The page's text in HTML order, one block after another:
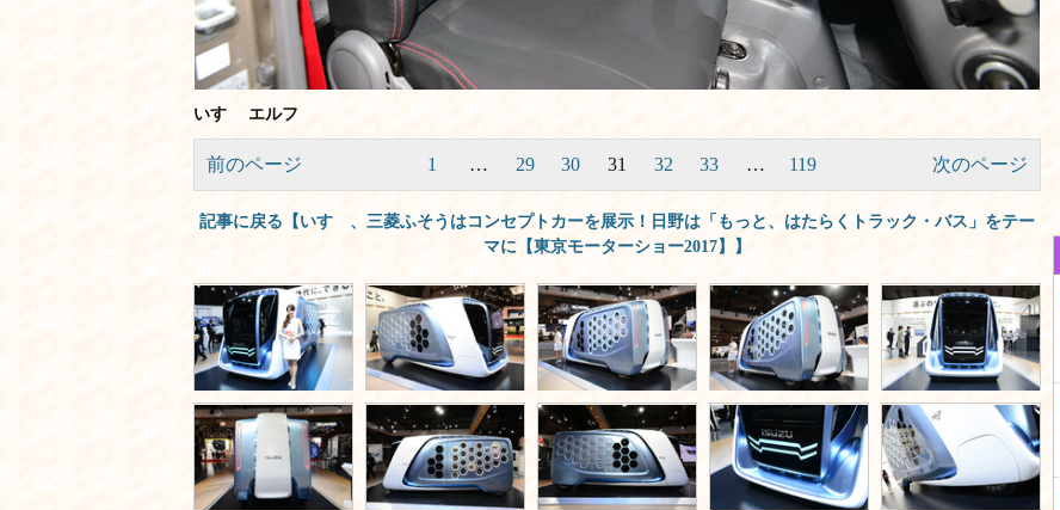
いすゞ エルフ
前のページ 1 … 29 30 31 32 33 … 119 次のページ
記事に戻る【いすゞ、三菱ふそうはコンセプトカーを展示！日野は「もっと、はたらくトラック・バス」をテー
マに【東京モーターショー2017】】